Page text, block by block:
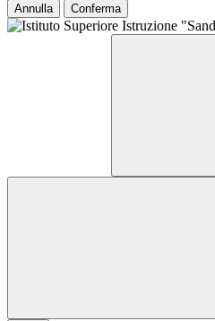
Annulla Conferma